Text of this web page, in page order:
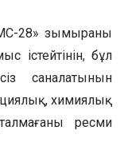
28» зымыраны
істейтінін, бұл
саналатынын
химиялық
ресми